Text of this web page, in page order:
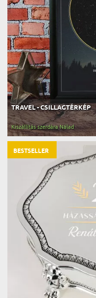
TRAVEL - CSILLAGTÉRKÉP
Kiszállítás szerdára Nálad
BESTSELLER